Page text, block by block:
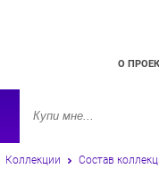
О
Коллекции Состав